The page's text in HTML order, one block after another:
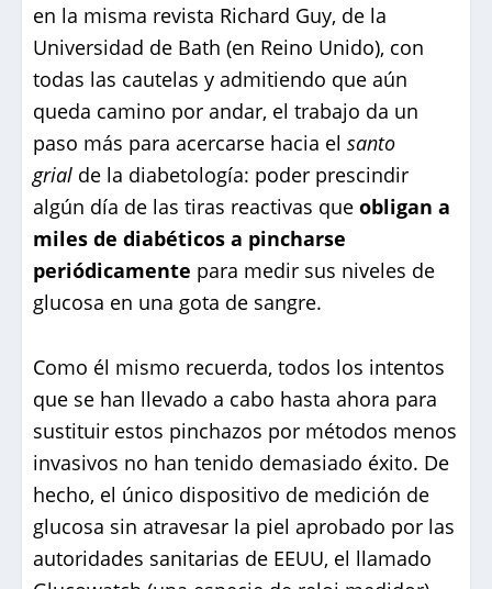
en la misma revista Richard Guy, de la
Universidad de Bath (en Reino Unido), con
todas las cautelas y admitiendo que aún
queda camino por andar, el trabajo da un
paso más para acercarse hacia el santo
grial de la diabetología: poder prescindir
algún día de las tiras reactivas que obligan a
miles de diabéticos a pincharse
periódicamente para medir sus niveles de
glucosa en una gota de sangre.
Como él mismo recuerda, todos los intentos
que se han llevado a cabo hasta ahora para
sustituir estos pinchazos por métodos menos
invasivos no han tenido demasiado éxito. De
hecho, el único dispositivo de medición de
glucosa sin atravesar la piel aprobado por las
autoridades sanitarias de EEUU, el llamado